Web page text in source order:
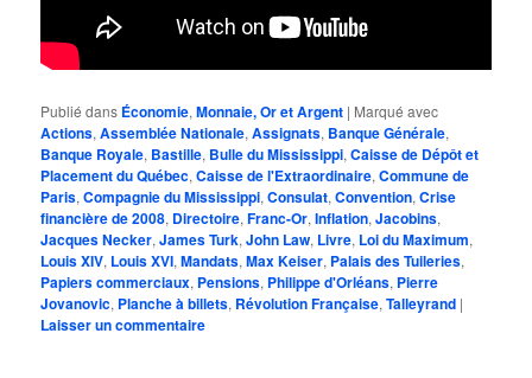
Publié dans Économie,Monnaie, Or et Argent | Marqué avec
Actions,Assemblée Nationale,Assignats, Banque Générale,
Banque Royale, Bastille, Bulle du Mississippi,Caisse de Dépôt et
Placement du Québec,Caisse de l'Extraordinaire,Commune de
Paris,Compagnie du Mississippi,Consulat,Convention,Crise
financière de 2008, Directoire,Franc-Or,Inflation,Jacobins,
Jacques Necker,James Turk,John Law, Livre, Loi du Maximum,
Louis XIV, Louis XVI,Mandats,Max Keiser, Palais des Tuileries,
Papiers commerciaux, Pensions, Philippe d'Orléans, Pierre
Jovanovic, Planche à billets, Révolution Française,Talleyrand |
Laisser un commentaire